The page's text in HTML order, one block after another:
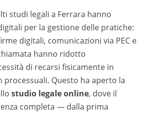
studi legali a Ferrara hanno
per la gestione delle pratiche:
digitali, comunicazioni via PEC e
hanno ridotto
di recarsi fisicamente in
processuali. Questo ha aperto la
studio legale online, dove il
completa — dalla prima